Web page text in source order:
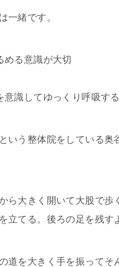
一緒です。
める意識が大切
意識してゆっくり呼吸する
いう整体院をしている
ら大きく開いて大股で
立てる。後ろの足を残す
道を大きく手を振って